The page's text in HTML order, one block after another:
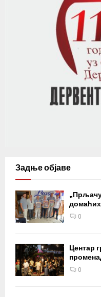
Задње објаве
домаћих
0
Центар
0